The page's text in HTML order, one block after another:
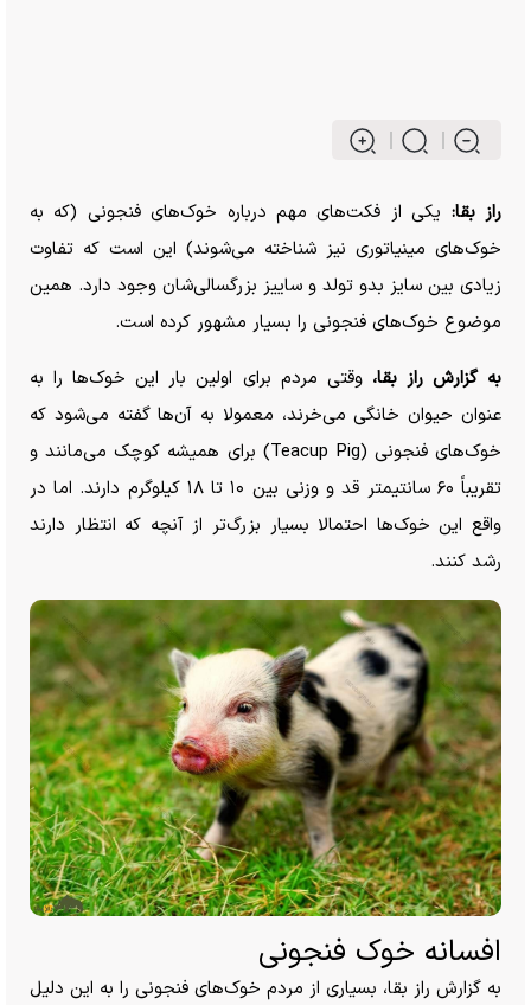
راز بقا: یکی از فکت‌های مهم درباره خوک‌های فنجونی (که به
خوک‌های مینیاتوری نیز شناخته می‌شوند) این است که تفاوت
زیادی بین سایز بدو تولد و ساییز بزرگسالی‌شان وجود دارد. همین
موضوع خوک‌های فنجونی را بسیار مشهور کرده است.
به گزارش راز بقا،وقتی مردم برای اولین بار این خوک‌ها را به
عنوان حیوان خانگی می‌خرند، معمولا به آن‌ها گفته می‌شود که
خوک‌های فنجونی (Teacup Pig) برای همیشه کوچک می‌مانند و
تقریباً ۶۰ سانتیمتر قد و وزنی بین ۱۰ تا ۱۸ کیلوگرم دارند. اما در
واقع این خوک‌ها احتمالا بسیار بزرگ‌تر از آنچه که انتظار دارند
رشد کنند.
افسانه خوک فنجونی
به گزارش راز بقا، بسیاری از مردم خوک‌های فنجونی را به این دلیل